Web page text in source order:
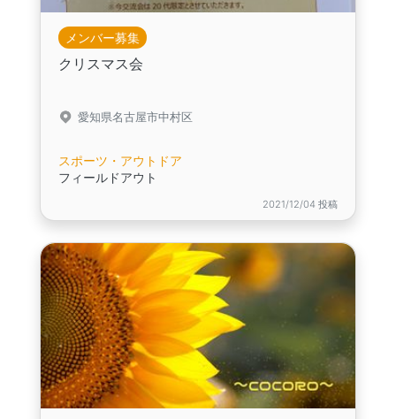
メンバー募集
クリスマス会
愛知県名古屋市中村区
スポーツ・アウトドア
フィールドアウト
2021/12/04 投稿